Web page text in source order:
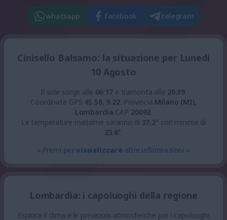
whatsapp facebook telegram
Cinisello Balsamo: la situazione per Lunedì
10 Agosto
Il sole sorge alle 06:17e tramonta alle 20:39.
Coordinate GPS 45.56, 9.22. Provincia Milano (MI),
Lombardia CAP 20092.
Le temperature massime saranno di 37.2° con minime di
23.6°.
» Premi pervisualizzare altre informazioni «
Lombardia: i capoluoghi della regione
Esplora il clima e le previsioni atmosferiche per i capoluoghi